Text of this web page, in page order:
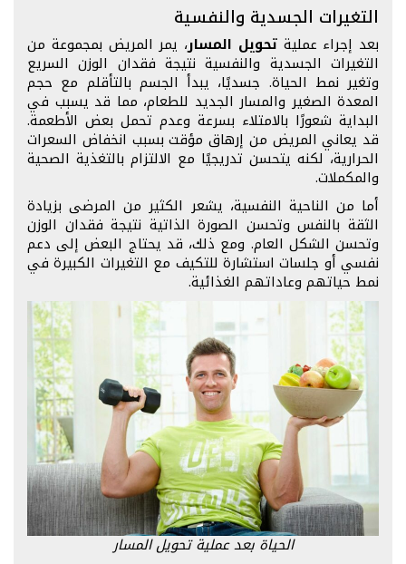
التغيرات الجسدية والنفسية
بعد إجراء عمليةتحويل المسار، يمر المريض بمجموعة من
التغيرات الجسدية والنفسية نتيجة فقدان الوزن السريع
وتغير نمط الحياة. جسديًا، يبدأ الجسم بالتأقلم مع حجم
المعدة الصغير والمسار الجديد للطعام، مما قد يسبب في
البداية شعورًا بالامتلاء بسرعة وعدم تحمل بعض الأطعمة.
قد يعاني المريض من إرهاق مؤقت بسبب انخفاض السعرات
الحرارية، لكنه يتحسن تدريجيًا مع الالتزام بالتغذية الصحية
والمكملات.
أما من الناحية النفسية، يشعر الكثير من المرضى بزيادة
الثقة بالنفس وتحسن الصورة الذاتية نتيجة فقدان الوزن
وتحسن الشكل العام. ومع ذلك، قد يحتاج البعض إلى دعم
نفسي أو جلسات استشارة للتكيف مع التغيرات الكبيرة في
نمط حياتهم وعاداتهم الغذائية.
الحياة بعد عملية تحويل المسار